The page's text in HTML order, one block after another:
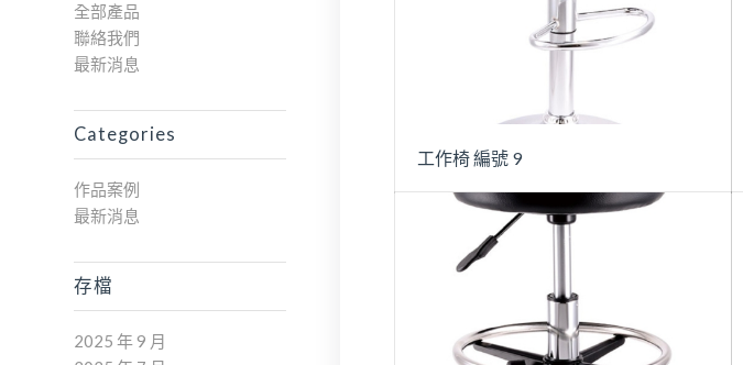
工作椅 編號 9
全部產品
聯絡我們
最新消息
Categories
作品案例
最新消息
存檔
2025 年 9 月